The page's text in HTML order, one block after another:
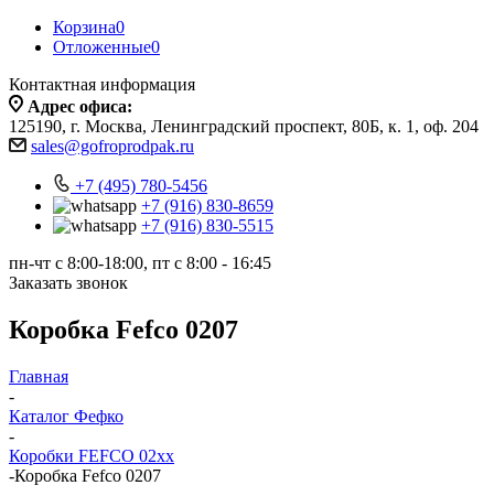
Корзина0
Отложенные0
Контактная информация
Адрес офиса:
125190, г. Москва, Ленинградский проспект, 80Б, к. 1, оф. 204
sales@gofroprodpak.ru
+7 (495) 780-5456
+7 (916) 830-8659
+7 (916) 830-5515
пн-чт c 8:00-18:00, пт с 8:00 - 16:45
Заказать звонок
Коробка Fefco 0207
Главная
-
Каталог Фефко
-
Коробки FEFCO 02xx
-Коробка Fefco 0207